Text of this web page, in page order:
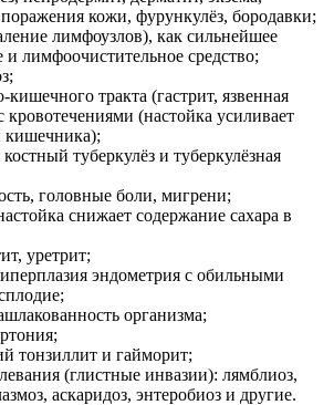
кожи, фурункулёз, бородавки;
лимфоузлов), как сильнейшее
и лимфоочистительное средство;
тракта (гастрит, язвенная
кровотечениями (настойка усиливает
кишечника);
туберкулёз и туберкулёзная
головные боли, мигрени;
снижает содержание сахара в
уретрит;
эндометрия с обильными
организма;
тонзиллит и гайморит;
(глистные инвазии): лямблиоз,
аскаридоз, энтеробиоз и другие.